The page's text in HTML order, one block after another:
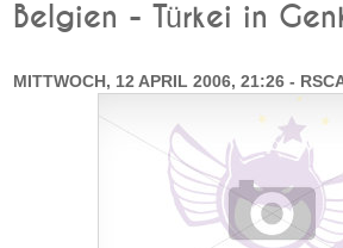
Belgien - Türkei in
MITTWOCH, 12 APRIL 2006, 21:26 -